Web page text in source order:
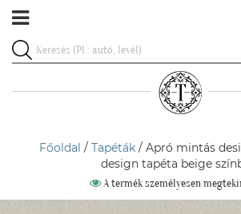
Főoldal / Tapéták / Apró mintás
design tapéta beige
A termék személyesen